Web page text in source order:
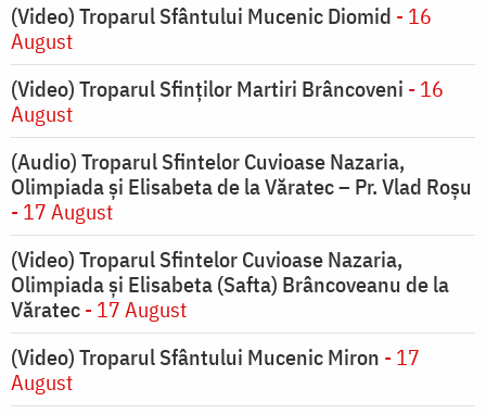
(Video) Troparul Sfântului Mucenic Diomid - 16
August
(Video) Troparul Sfinților Martiri Brâncoveni - 16
August
(Audio) Troparul Sfintelor Cuvioase Nazaria,
Olimpiada și Elisabeta de la Văratec – Pr. Vlad Roșu
- 17 August
(Video) Troparul Sfintelor Cuvioase Nazaria,
Olimpiada și Elisabeta (Safta) Brâncoveanu de la
Văratec- 17 August
(Video) Troparul Sfântului Mucenic Miron - 17
August